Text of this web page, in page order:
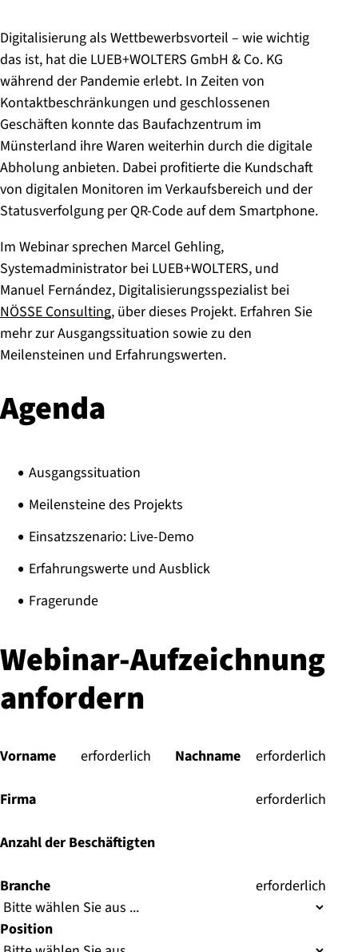
Digitalisierung als Wettbewerbsvorteil – wie wichtig
das ist, hat die LUEB+WOLTERS GmbH & Co. KG
während der Pandemie erlebt. In Zeiten von
Kontaktbeschränkungen und geschlossenen
Geschäften konnte das Baufachzentrum im
Münsterland ihre Waren weiterhin durch die digitale
Abholung anbieten. Dabei profitierte die Kundschaft
von digitalen Monitoren im Verkaufsbereich und der
Statusverfolgung per QR-Code auf dem Smartphone.
Im Webinar sprechen Marcel Gehling,
Systemadministrator bei LUEB+WOLTERS, und
Manuel Fernández, Digitalisierungsspezialist bei
NÖSSE Consulting, über dieses Projekt. Erfahren Sie
mehr zur Ausgangssituation sowie zu den
Meilensteinen und Erfahrungswerten.
Agenda
Ausgangssituation
Meilensteine des Projekts
Einsatzszenario: Live-Demo
Erfahrungswerte und Ausblick
Fragerunde
Webinar-Aufzeichnung
anfordern
Vorname (
erforderlich Nachname (
erforderlich
Firma (
erforderlich
Anzahl der Beschäftigten
Branche (
erforderlich
Position